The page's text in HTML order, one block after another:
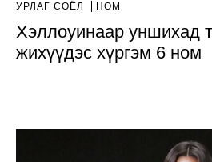
УРЛАГ СОЁЛ НОМ
Хэллоуинаар уншихад
жихүүдэс хүргэм 6 ном